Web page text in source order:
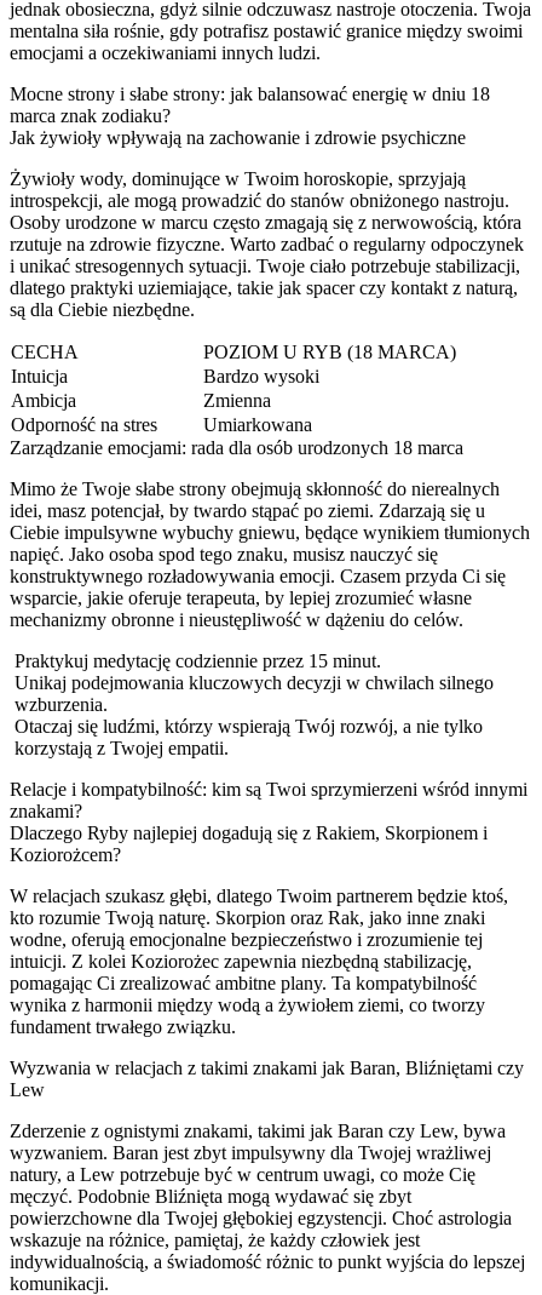
jednak obosieczna, gdyż silnie odczuwasz nastroje otoczenia. Twoja
mentalna siła rośnie, gdy potrafisz postawić granice między swoimi
emocjami a oczekiwaniami innych ludzi.
Mocne strony i słabe strony: jak balansować energię w dniu 18
marca znak zodiaku?
Jak żywioły wpływają na zachowanie i zdrowie psychiczne
Żywioły wody, dominujące w Twoim horoskopie, sprzyjają
introspekcji, ale mogą prowadzić do stanów obniżonego nastroju.
Osoby urodzone w marcu często zmagają się z nerwowością, która
rzutuje na zdrowie fizyczne. Warto zadbać o regularny odpoczynek
i unikać stresogennych sytuacji. Twoje ciało potrzebuje stabilizacji,
dlatego praktyki uziemiające, takie jak spacer czy kontakt z naturą,
są dla Ciebie niezbędne.
CECHA
POZIOM U RYB (18 MARCA)
Intuicja
Bardzo wysoki
Ambicja
Zmienna
Odporność na stres
Umiarkowana
Zarządzanie emocjami: rada dla osób urodzonych 18 marca
Mimo że Twoje słabe strony obejmują skłonność do nierealnych
idei, masz potencjał, by twardo stąpać po ziemi. Zdarzają się u
Ciebie impulsywne wybuchy gniewu, będące wynikiem tłumionych
napięć. Jako osoba spod tego znaku, musisz nauczyć się
konstruktywnego rozładowywania emocji. Czasem przyda Ci się
wsparcie, jakie oferuje terapeuta, by lepiej zrozumieć własne
mechanizmy obronne i nieustępliwość w dążeniu do celów.
Praktykuj medytację codziennie przez 15 minut.
Unikaj podejmowania kluczowych decyzji w chwilach silnego
wzburzenia.
Otaczaj się ludźmi, którzy wspierają Twój rozwój, a nie tylko
korzystają z Twojej empatii.
Relacje i kompatybilność: kim są Twoi sprzymierzeni wśród innymi
znakami?
Dlaczego Ryby najlepiej dogadują się z Rakiem, Skorpionem i
Koziorożcem?
W relacjach szukasz głębi, dlatego Twoim partnerem będzie ktoś,
kto rozumie Twoją naturę. Skorpion oraz Rak, jako inne znaki
wodne, oferują emocjonalne bezpieczeństwo i zrozumienie tej
intuicji. Z kolei Koziorożec zapewnia niezbędną stabilizację,
pomagając Ci zrealizować ambitne plany. Ta kompatybilność
wynika z harmonii między wodą a żywiołem ziemi, co tworzy
fundament trwałego związku.
Wyzwania w relacjach z takimi znakami jak Baran, Bliźniętami czy
Lew
Zderzenie z ognistymi znakami, takimi jak Baran czy Lew, bywa
wyzwaniem. Baran jest zbyt impulsywny dla Twojej wrażliwej
natury, a Lew potrzebuje być w centrum uwagi, co może Cię
męczyć. Podobnie Bliźnięta mogą wydawać się zbyt
powierzchowne dla Twojej głębokiej egzystencji. Choć astrologia
wskazuje na różnice, pamiętaj, że każdy człowiek jest
indywidualnością, a świadomość różnic to punkt wyjścia do lepszej
komunikacji.